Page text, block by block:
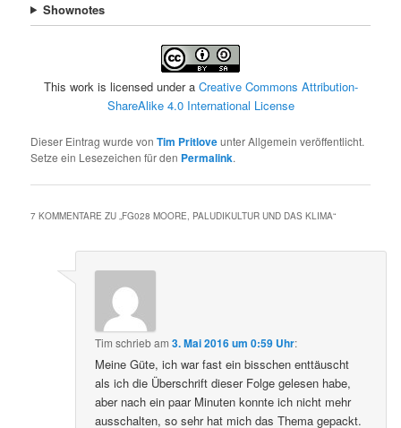
Shownotes
This work is licensed under a Creative Commons Attribution-
ShareAlike 4.0 International License
Dieser Eintrag wurde vonTim Pritloveunter Allgemein veröffentlicht.
Setze ein Lesezeichen für den Permalink.
7 KOMMENTARE ZU „FG028 MOORE, PALUDIKULTUR UND DAS KLIMA“
Tim schriebam3. Mai 2016 um 0:59 Uhr:
Meine Güte, ich war fast ein bisschen enttäuscht
als ich die Überschrift dieser Folge gelesen habe,
aber nach ein paar Minuten konnte ich nicht mehr
ausschalten, so sehr hat mich das Thema gepackt.